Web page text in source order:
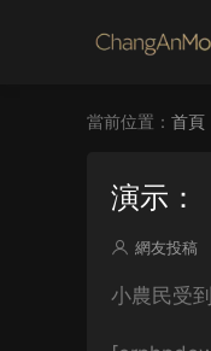
當前位置： 首頁
演示：
網友投稿
小農民受